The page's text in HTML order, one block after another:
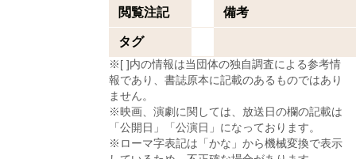
閲覧注記 備考
タグ
※[ ]内の情報は当団体の独自調査による参考情
報であり、書誌原本に記載のあるものではあり
ません。
※映画、演劇に関しては、放送日の欄の記載は
「公開日」「公演日」になっております。
※ローマ字表記は「かな」から機械変換で表示